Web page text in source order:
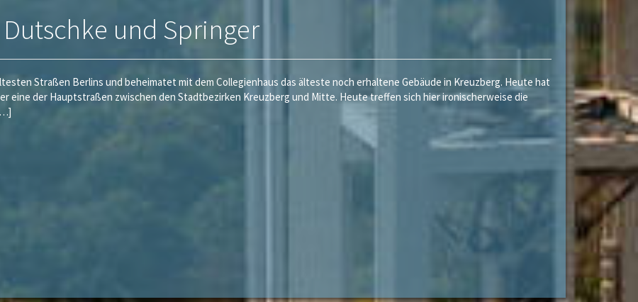
und Springer
Straßen Berlins und beheimatet mit dem Collegienhaus das älteste noch erhaltene Gebäude in Kreuzberg. Heute hat
eine der Hauptstraßen zwischen den Stadtbezirken Kreuzberg und Mitte. Heute treffen sich hier ironischerweise die